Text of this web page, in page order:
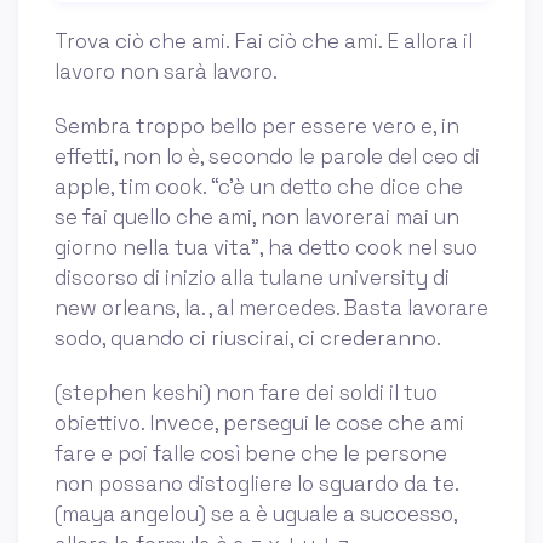
Trova ciò che ami. Fai ciò che ami. E allora il
lavoro non sarà lavoro.
Sembra troppo bello per essere vero e, in
effetti, non lo è, secondo le parole del ceo di
apple, tim cook. “c’è un detto che dice che
se fai quello che ami, non lavorerai mai un
giorno nella tua vita”, ha detto cook nel suo
discorso di inizio alla tulane university di
new orleans, la. , al mercedes. Basta lavorare
sodo, quando ci riuscirai, ci crederanno.
(stephen keshi) non fare dei soldi il tuo
obiettivo. Invece, persegui le cose che ami
fare e poi falle così bene che le persone
non possano distogliere lo sguardo da te.
(maya angelou) se a è uguale a successo,